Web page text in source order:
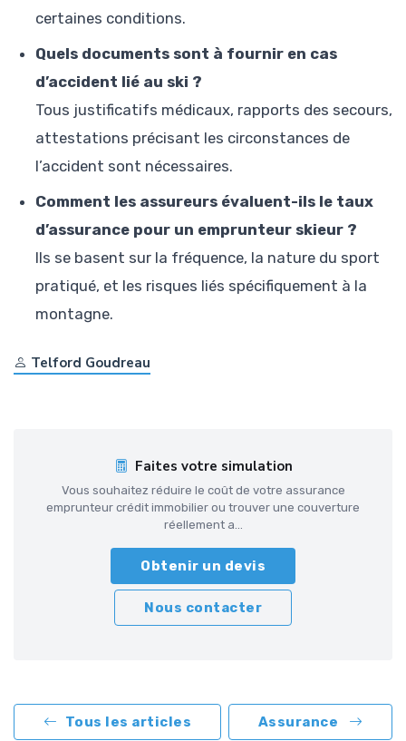
certaines conditions.
Quels documents sont à fournir en cas
d’accident lié au ski ?
Tous justificatifs médicaux, rapports des secours,
attestations précisant les circonstances de
l’accident sont nécessaires.
Comment les assureurs évaluent-ils le taux
d’assurance pour un emprunteur skieur ?
Ils se basent sur la fréquence, la nature du sport
pratiqué, et les risques liés spécifiquement à la
montagne.
Telford Goudreau
Faites votre simulation
Vous souhaitez réduire le coût de votre assurance
emprunteur crédit immobilier ou trouver une couverture
réellement a...
Obtenir un devis
Nous contacter
Tous les articles Assurance